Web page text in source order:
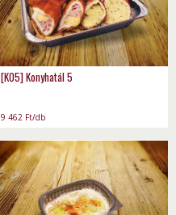
[K05] Konyhatál 5
9 462 Ft/db